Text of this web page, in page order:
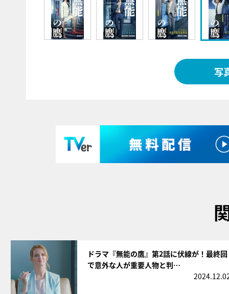
写
ドラマ『無能の鷹』第2話に伏線が！最終回
で意外な人が重要人物と判…